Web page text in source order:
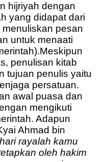
hijriyah dengan
yang didapat dari
pesan
untuk menaati
Meskipun
penulisan kitab
tujuan penulis yaitu
persatuan.
awal puasa dan
mengikuti
Adapun
Ahmad bin
rayalah kamu
oleh hakim